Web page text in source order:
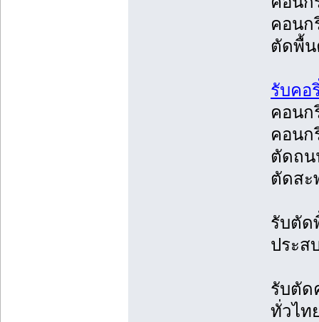
คอนก
ตัดพื้น
รับคอ
คอนก
คอนก
ตัดถน
ตัดสะ
รับตัด
ประส
รับตัด
ทั่วไท